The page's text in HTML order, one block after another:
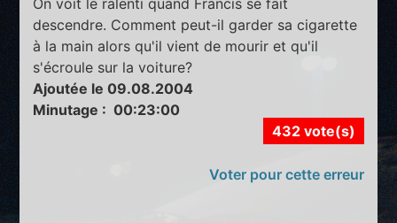
descendre. Comment peut-il garder sa cigarette
à la main alors qu'il vient de mourir et qu'il
s'écroule sur la voiture?
Ajoutée le 09.08.2004
Minutage : 00:23:00
432 vote(s)
Voter pour cette erreur